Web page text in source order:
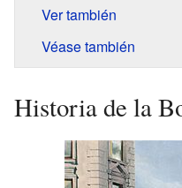
Ver también
Véase también
Historia de la